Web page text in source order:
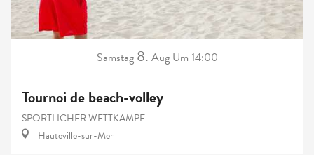
Samstag 8. Aug Um 14:00
Tournoi de beach-volley
SPORTLICHER WETTKAMPF
Hauteville-sur-Mer